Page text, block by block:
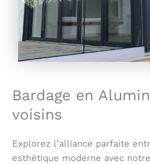
Bardage en
voisins
Explorez l’alliance parfaite
esthétique moderne avec